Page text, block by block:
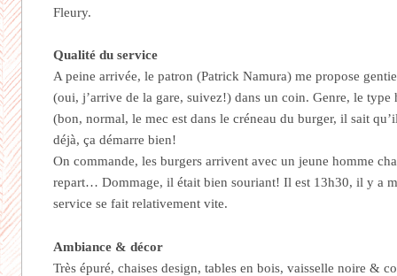
Fleury.
Qualité du service
A peine arrivée, le patron (Patrick Namura) me propose
(oui, j’arrive de la gare, suivez!) dans un coin. Genre, le
(bon, normal, le mec est dans le créneau du burger, il sait
déjà, ça démarre bien!
On commande, les burgers arrivent avec un jeune homme
repart… Dommage, il était bien souriant! Il est 13h30, il y a
service se fait relativement vite.
Ambiance & décor
Très épuré, chaises design, tables en bois, vaisselle noire &